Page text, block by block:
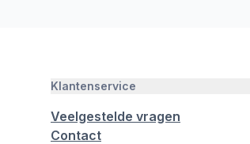
Klantenservice
Veelgestelde vragen
Contact